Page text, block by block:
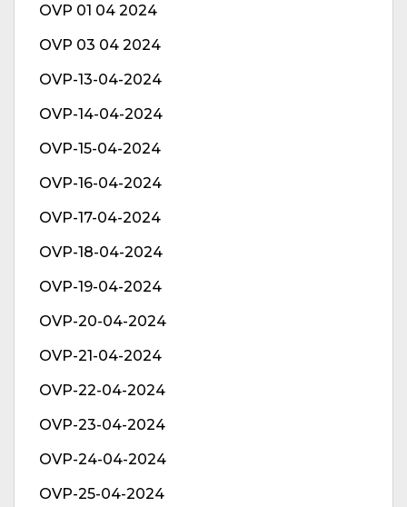
OVP 01 04 2024
OVP 03 04 2024
OVP-13-04-2024
OVP-14-04-2024
OVP-15-04-2024
OVP-16-04-2024
OVP-17-04-2024
OVP-18-04-2024
OVP-19-04-2024
OVP-20-04-2024
OVP-21-04-2024
OVP-22-04-2024
OVP-23-04-2024
OVP-24-04-2024
OVP-25-04-2024